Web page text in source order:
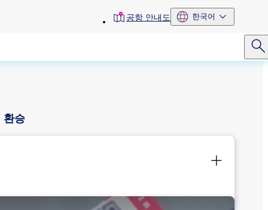
toolbar공항 안내도 한국어
환승